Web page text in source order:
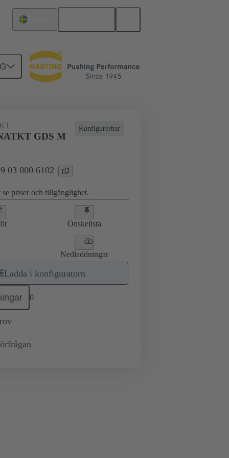
Konfigurerbar
GDS M
03 000 6102
priser och tillgänglighet.
Önskelista
Nedladdningar
Ladda i konfiguratorn
0